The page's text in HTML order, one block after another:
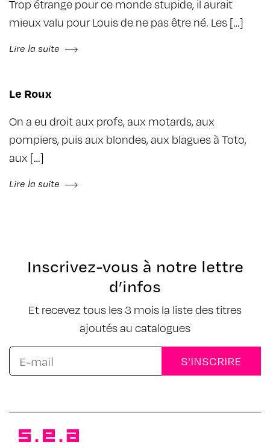
Trop étrange pour ce monde stupide, il aurait
mieux valu pour Louis de ne pas être né. Les […]
Lire la suite
Le Roux
On a eu droit aux profs, aux motards, aux
pompiers, puis aux blondes, aux blagues à Toto,
aux […]
Lire la suite
Inscrivez-vous à notre lettre
d’infos
Et recevez tous les 3 mois la liste des titres
ajoutés au catalogues